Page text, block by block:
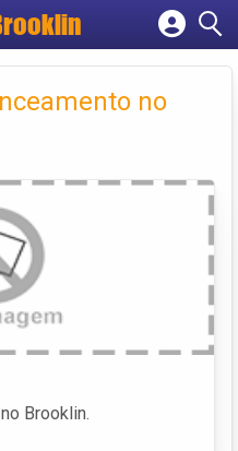
empresa
conta
no
Brooklin.